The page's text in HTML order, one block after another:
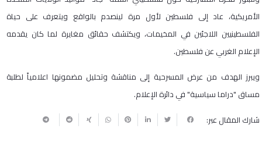
الأمريكية، عاد إلى فلسطين لأول مرة لينصدم بالواقع ويتعرف على حياة
الفلسطينيين اللاجئين في المخيمات، ويكتشف حقائق مغايرة لما كان يقدمه
الإعلام الغربي عن فلسطين.
ويبرز الهدف من عرض المسرحية إلى مناقشة وتحليل مضمونها اعلامياً لطلبة
مساق "دراما سياسية" في دائرة الإعلام.
شارك المقال عبر: